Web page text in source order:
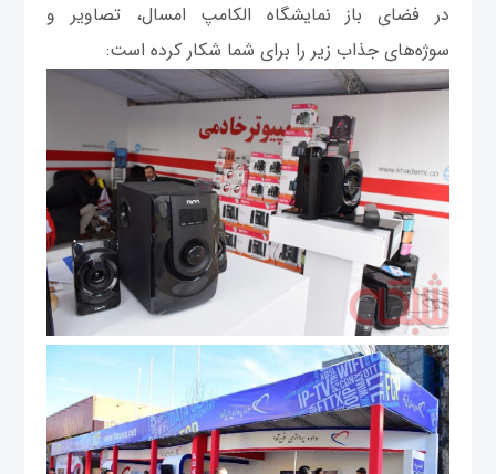
در فضای باز نمایشگاه الکامپ امسال، تصاویر و
سوژه‌های جذاب زیر را برای شما شکار کرده است: